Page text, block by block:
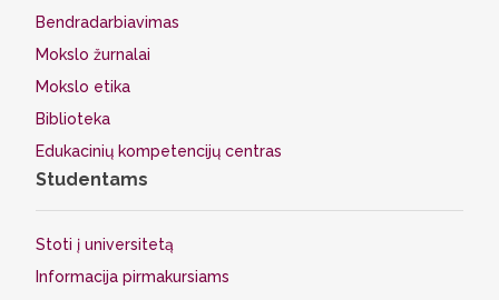
Bendradarbiavimas
Mokslo žurnalai
Mokslo etika
Biblioteka
Edukacinių kompetencijų centras
Studentams
Stoti į universitetą
Informacija pirmakursiams